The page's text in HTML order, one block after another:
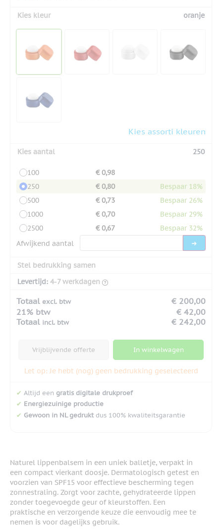
Kies kleur oranje
Kies assorti kleuren
Kies aantal 250
100
€ 0,98
250
€ 0,80
Bespaar 18%
500
€ 0,73
Bespaar 26%
1000
€ 0,70
Bespaar 29%
2500
€ 0,67
Bespaar 32%
Afwijkend aantal
Stel bedrukking samen
Levertijd: 4-7 werkdagen
Totaal excl. btw
€ 200,00
21% btw
€ 42,00
Totaal incl. btw € 242,00
Vrijblijvende offerte In winkelwagen
Let op: Je hebt (nog) geen bedrukking geselecteerd
✔ Altijd een gratis digitale drukproef
✔ Energiezuinige productie
✔ Gewoon in NL gedruktdus 100% kwaliteitsgarantie
Naturel lippenbalsem in een uniek balletje, verpakt in
een compact vierkant doosje. Dermatologisch getest en
voorzien van SPF15 voor effectieve bescherming tegen
zonnestraling. Zorgt voor zachte, gehydrateerde lippen
zonder toegevoegde geur of kleurstoffen. Een
praktische en verzorgende keuze die eenvoudig mee te
nemen is voor dagelijks gebruik.